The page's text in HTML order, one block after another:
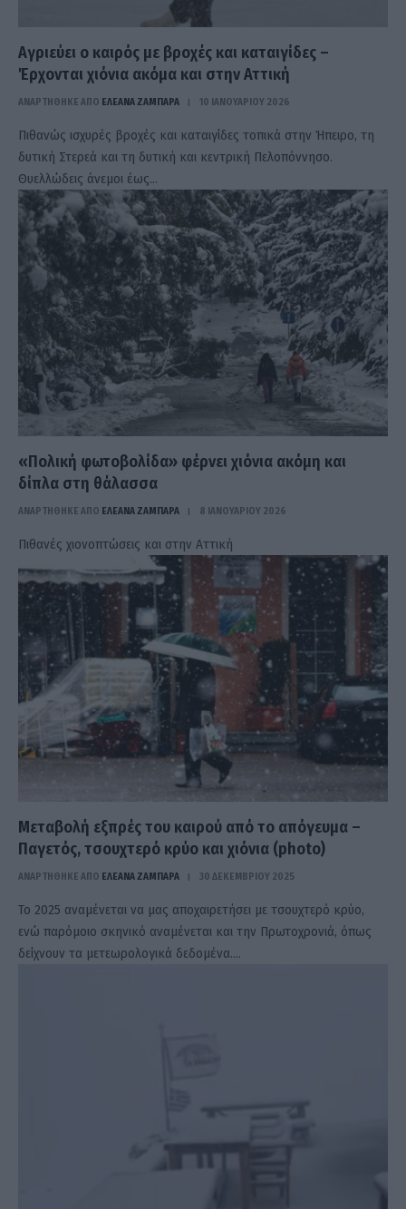
Αγριεύει ο καιρός με βροχές και καταιγίδες –
Έρχονται χιόνια ακόμα και στην Αττική
ΑΝΑΡΤΗΘΗΚΕ ΑΠΟ ΕΛΕΑΝΑ ΖΑΜΠΑΡΑ 10 ΙΑΝΟΥΑΡΊΟΥ 2026
Πιθανώς ισχυρές βροχές και καταιγίδες τοπικά στην Ήπειρο, τη
δυτική Στερεά και τη δυτική και κεντρική Πελοπόννησο.
Θυελλώδεις άνεμοι έως…
«Πολική φωτοβολίδα» φέρνει χιόνια ακόμη και
δίπλα στη θάλασσα
ΑΝΑΡΤΗΘΗΚΕ ΑΠΟ ΕΛΕΑΝΑ ΖΑΜΠΑΡΑ 8 ΙΑΝΟΥΑΡΊΟΥ 2026
Πιθανές χιονοπτώσεις και στην Αττική
Μεταβολή εξπρές του καιρού από το απόγευμα –
Παγετός, τσουχτερό κρύο και χιόνια (photo)
ΑΝΑΡΤΗΘΗΚΕ ΑΠΟ ΕΛΕΑΝΑ ΖΑΜΠΑΡΑ 30 ΔΕΚΕΜΒΡΊΟΥ 2025
Το 2025 αναμένεται να μας αποχαιρετήσει με τσουχτερό κρύο,
ενώ παρόμοιο σκηνικό αναμένεται και την Πρωτοχρονιά, όπως
δείχνουν τα μετεωρολογικά δεδομένα.…